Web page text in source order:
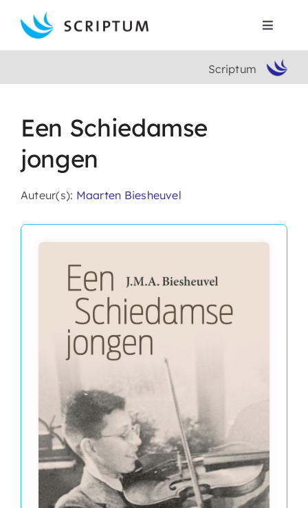
content
Toggle
Boeken
Auteurs
Search
Scriptum
Een Schiedamse
jongen
Auteur(s): Maarten Biesheuvel